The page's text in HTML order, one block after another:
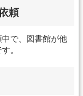
頼
で、図書館が他
。